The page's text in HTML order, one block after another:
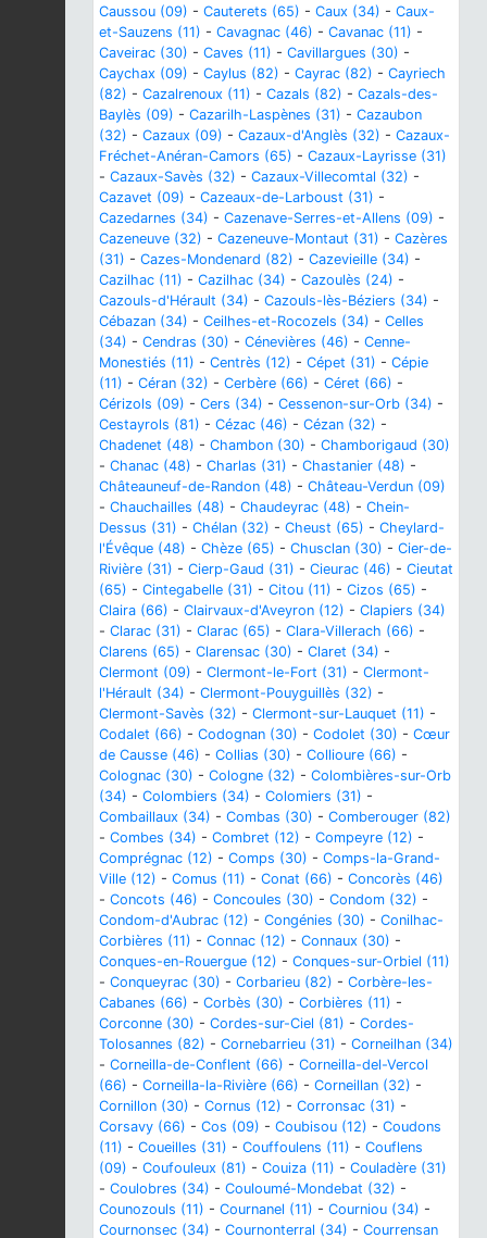
Caussou (09) - Cauterets (65) - Caux (34) - Caux-
et-Sauzens (11) - Cavagnac (46) - Cavanac (11) -
Caveirac (30) - Caves (11) - Cavillargues (30) -
Caychax (09) - Caylus (82) - Cayrac (82) - Cayriech
(82) - Cazalrenoux (11) - Cazals (82) - Cazals-des-
Baylès (09) - Cazarilh-Laspènes (31) - Cazaubon
(32) - Cazaux (09) - Cazaux-d'Anglès (32) - Cazaux-
Fréchet-Anéran-Camors (65) - Cazaux-Layrisse (31)
- Cazaux-Savès (32) - Cazaux-Villecomtal (32) -
Cazavet (09) - Cazeaux-de-Larboust (31) -
Cazedarnes (34) - Cazenave-Serres-et-Allens (09) -
Cazeneuve (32) - Cazeneuve-Montaut (31) - Cazères
(31) - Cazes-Mondenard (82) - Cazevieille (34) -
Cazilhac (11) - Cazilhac (34) - Cazoulès (24) -
Cazouls-d'Hérault (34) - Cazouls-lès-Béziers (34) -
Cébazan (34) - Ceilhes-et-Rocozels (34) - Celles
(34) - Cendras (30) - Cénevières (46) - Cenne-
Monestiés (11) - Centrès (12) - Cépet (31) - Cépie
(11) - Céran (32) - Cerbère (66) - Céret (66) -
Cérizols (09) - Cers (34) - Cessenon-sur-Orb (34) -
Cestayrols (81) - Cézac (46) - Cézan (32) -
Chadenet (48) - Chambon (30) - Chamborigaud (30)
- Chanac (48) - Charlas (31) - Chastanier (48) -
Châteauneuf-de-Randon (48) - Château-Verdun (09)
- Chauchailles (48) - Chaudeyrac (48) - Chein-
Dessus (31) - Chélan (32) - Cheust (65) - Cheylard-
l'Évêque (48) - Chèze (65) - Chusclan (30) - Cier-de-
Rivière (31) - Cierp-Gaud (31) - Cieurac (46) - Cieutat
(65) - Cintegabelle (31) - Citou (11) - Cizos (65) -
Claira (66) - Clairvaux-d'Aveyron (12) - Clapiers (34)
- Clarac (31) - Clarac (65) - Clara-Villerach (66) -
Clarens (65) - Clarensac (30) - Claret (34) -
Clermont (09) - Clermont-le-Fort (31) - Clermont-
l'Hérault (34) - Clermont-Pouyguillès (32) -
Clermont-Savès (32) - Clermont-sur-Lauquet (11) -
Codalet (66) - Codognan (30) - Codolet (30) - Cœur
de Causse (46) - Collias (30) - Collioure (66) -
Colognac (30) - Cologne (32) - Colombières-sur-Orb
(34) - Colombiers (34) - Colomiers (31) -
Combaillaux (34) - Combas (30) - Comberouger (82)
- Combes (34) - Combret (12) - Compeyre (12) -
Comprégnac (12) - Comps (30) - Comps-la-Grand-
Ville (12) - Comus (11) - Conat (66) - Concorès (46)
- Concots (46) - Concoules (30) - Condom (32) -
Condom-d'Aubrac (12) - Congénies (30) - Conilhac-
Corbières (11) - Connac (12) - Connaux (30) -
Conques-en-Rouergue (12) - Conques-sur-Orbiel (11)
- Conqueyrac (30) - Corbarieu (82) - Corbère-les-
Cabanes (66) - Corbès (30) - Corbières (11) -
Corconne (30) - Cordes-sur-Ciel (81) - Cordes-
Tolosannes (82) - Cornebarrieu (31) - Corneilhan (34)
- Corneilla-de-Conflent (66) - Corneilla-del-Vercol
(66) - Corneilla-la-Rivière (66) - Corneillan (32) -
Cornillon (30) - Cornus (12) - Corronsac (31) -
Corsavy (66) - Cos (09) - Coubisou (12) - Coudons
(11) - Coueilles (31) - Couffoulens (11) - Couflens
(09) - Coufouleux (81) - Couiza (11) - Couladère (31)
- Coulobres (34) - Couloumé-Mondebat (32) -
Counozouls (11) - Cournanel (11) - Courniou (34) -
Cournonsec (34) - Cournonterral (34) - Courrensan